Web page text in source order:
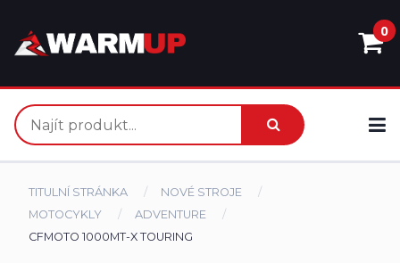
0
TITULNÍ STRÁNKA
NOVÉ STROJE
MOTOCYKLY
ADVENTURE
CFMOTO 1000MT-X TOURING